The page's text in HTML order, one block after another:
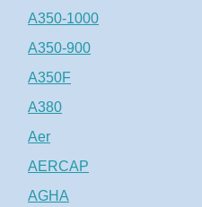
A350-1000
A350-900
A350F
A380
Aer
AERCAP
AGHA